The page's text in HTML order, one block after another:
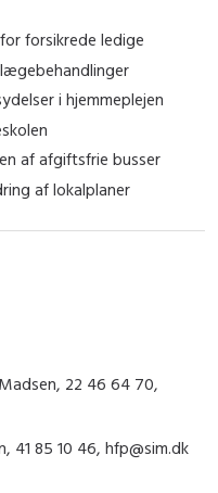
forsikrede ledige
i hjemmeplejen
af afgiftsfrie busser
af lokalplaner
22 46 64 70,
41 85 10 46, hfp@sim.dk